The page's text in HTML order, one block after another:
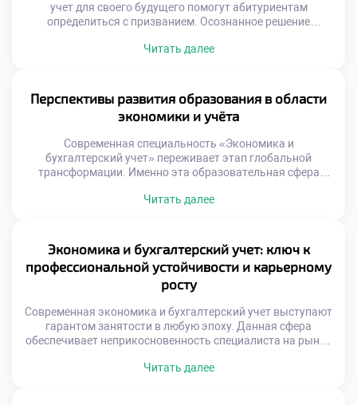
учет для своего будущего помогут абитуриентам
определиться с призванием. Осознанное решение
предлагает уникальные преимущества для старта
позволяет избежать ошибок при выборе направления.
Грамотная оценка своих сил гарантирует успех в
обучении. […]
Читать далее
Перспективы развития образования в области
экономики и учёта
Современная специальность «Экономика и
бухгалтерский учет» переживает этап глобальной
трансформации. Именно эта образовательная сфера
Будущее профессии зависит от скорости обновления
видеть динамику изменений заранее. Успех гарантирует
только гибкая система подготовки кадров.
Образовательный процесс становится непрерывным
потоком новаций. Финансовый мир […]
Читать далее
Экономика и бухгалтерский учет: ключ к
профессиональной устойчивости и карьерному
росту
Современная экономика и бухгалтерский учет выступают
гарантом занятости в любую эпоху. Данная сфера
обеспечивает неприкосновенность специалиста на рынке
предприятие независимо от конъюнктуры. Устойчивость
Читать далее